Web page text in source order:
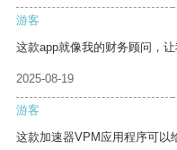
游客
这款app就像我的财务顾问，让
2025-08-19
游客
这款加速器VPM应用程序可以